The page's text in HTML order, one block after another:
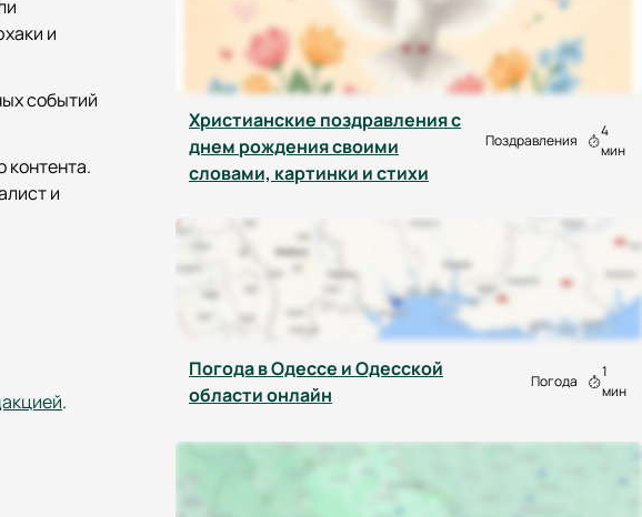
и
событий
контента.
и
.
Христианские поздравления с
днем рождения своими
словами, картинки и стихи
Поздравления
4
мин
Погода в Одессе и Одесской
области онлайн
Погода
1
мин